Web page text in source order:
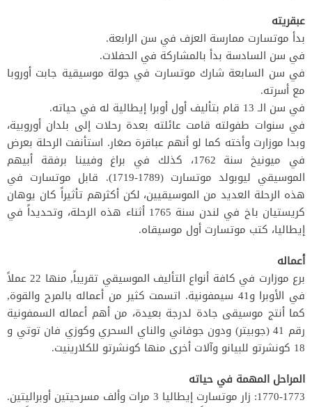
عبقريته
بدأ موتسارت ممارسة العزف في سن الرابعة.
في سن السادسة بدأ بالمشاركة في الحفلات.
في سن السابعة شارك موتسارت في جولة موسيقية جابت أوروبا
مع أسرته.
في سن الـ 13 قام بتأليف أول أوبرا إيطالية له في حياته.
في سنوات طفولته قامت عائلته بعدة رحلات إلى بلدان أوروبية،
وبدا موزارت وأخته كما لو أنهم عباقرة صغار. استأنفت الرحلة بعرض
في ميونيخ سنة 1762، كذلك في براغ وفيينا برفقة أبيهم
الموسيقي ليوبولد موتسارت (1789-1719). قابل موتسارت في
هذه الرحلة العديد من الموسيقيين، لكن أكثرهم تأثيراً كان يوهان
كريستيان باخ في لندن سنة 1765 أثناء هذه الرحلة، وتحديداً في
إيطاليا، كتب موتسارت أول موسيقاه.
أعماله
برع موزارت في كافة أنواع التأليف الموسيقي تقريباً, منها 22 عملاً
في الأوبرا و41 سيمفونية. اتسمت كثير من أعماله بالمرح والقوة,
كما أنتج موسيقى جادة لدرجة بعيدة، من أهم أعماله السمفونية
رقم 41 (جوبيتر) ودون جوفاني والناي السحري وكوزي فان توتي و
18 كونشرتو للبيانو وآلات أخرى منها كونشرتو للكلارينيت.
المراحل المهمة في حياته
1770-1773: زار موتسارت إيطاليا 3 مرات وألف مسرحيتين أوبراليتين.